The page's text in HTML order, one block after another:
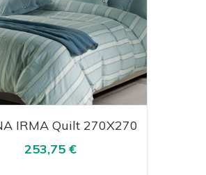
Visualizza
IRMA Quilt 270X270
253,75 €